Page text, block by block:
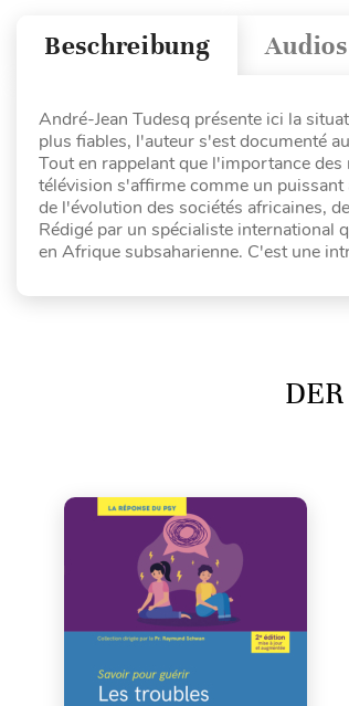
Audios
Beschreibung
André-Jean Tudesq présente ici la
plus fiables, l'auteur s'est documenté
Tout en rappelant que l'importance
télévision s'affirme comme un
de l'évolution des sociétés africaines,
Rédigé par un spécialiste international
en Afrique subsaharienne. C'est une